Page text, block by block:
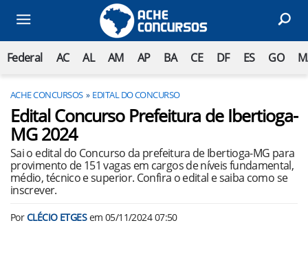
Federal AC AL AM AP BA CE DF ES GO
ACHE CONCURSOS EDITAL DO CONCURSO
Edital Concurso Prefeitura de Ibertioga-
MG 2024
Sai o edital do Concurso da prefeitura de Ibertioga-MG para
provimento de 151 vagas em cargos de níveis fundamental,
médio, técnico e superior. Confira o edital e saiba como se
inscrever.
PorCLÉCIO ETGESem 05/11/2024 07:50